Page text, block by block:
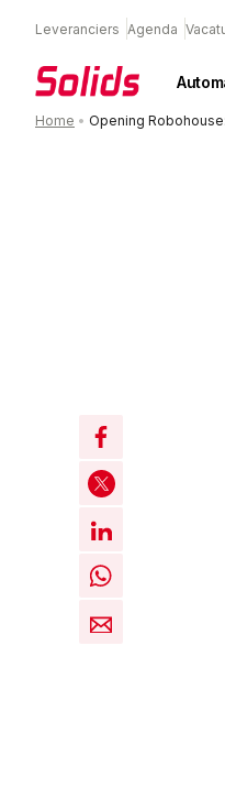
Leveranciers Agenda
Home • Opening